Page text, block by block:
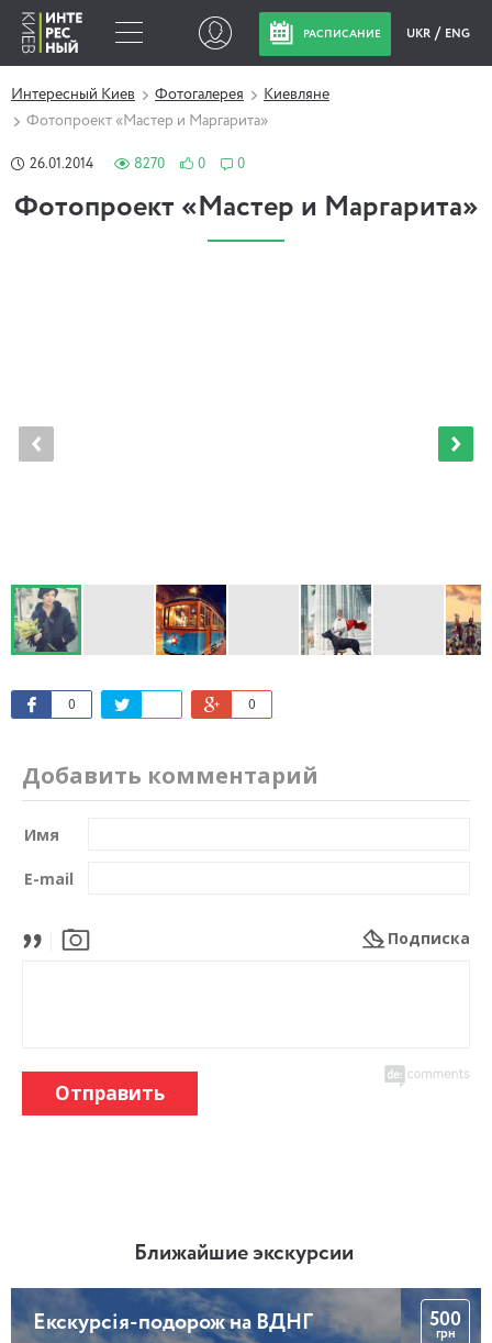
РАСПИСАНИЕ UKR ENG
Интересный Киев Фотогалерея
Киевляне
Фотопроект «Мастер и Маргарита»
26.01.2014 8270 0 0
Фотопроект «Мастер и Маргарита»
0 0
Добавить комментарий
Имя
E-mail
Подписка
Отправить
Ближайшие экскурсии
Екскурсія-подорож на ВДНГ 500
грн